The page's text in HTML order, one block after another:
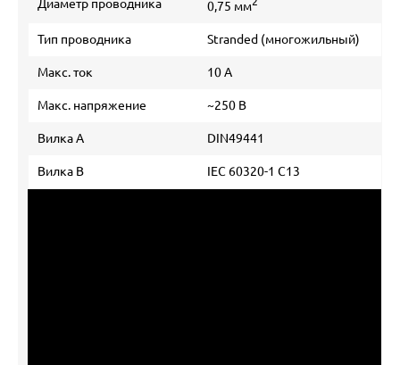
Диаметр проводника 0,75 мм
Тип проводника Stranded (многожильный)
Макс. ток 10 А
Макс. напряжение ~250 В
Вилка А DIN49441
Вилка В IEC 60320-1 C13